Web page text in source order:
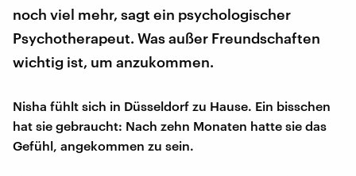
noch viel mehr, sagt ein psychologischer
Psychotherapeut. Was außer Freundschaften
wichtig ist, um anzukommen.
Nisha fühlt sich in Düsseldorf zu Hause. Ein bisschen
hat sie gebraucht: Nach zehn Monaten hatte sie das
Gefühl, angekommen zu sein.